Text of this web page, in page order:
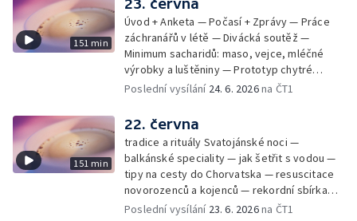
151 min
23. června
Úvod + Anketa — Počasí + Zprávy — Práce
záchranářů v létě — Divácká soutěž —
Minimum sacharidů: maso, vejce, mléčné
výrobky a luštěniny — Prototyp chytré
vložky do bot pro běžce — Anketa +
záchranářů v létě — Divácká soutěž —
Minimum sacharidů: maso, vejce, mléčné
výrobky a luštěniny — Jak se udržet v
kondici v létě bez posilovny — Prototyp
chytré vložky do bot pro běžce — Anketa +
aktuálně — Škola hrou — Upoutávka na další
vysílání — Počasí + Zprávy — Práce
Poslední vysílání 24. 6. 2026na ČT1
151 min
22. června
tradice a rituály Svatojánské noci —
balkánské speciality — jak šetřit s vodou —
tipy na cesty do Chorvatska — resuscitace
novorozenců a kojenců — rekordní sbírka
velkých modelů aut — výroba šperků se
Poslední vysílání 23. 6. 2026na ČT1